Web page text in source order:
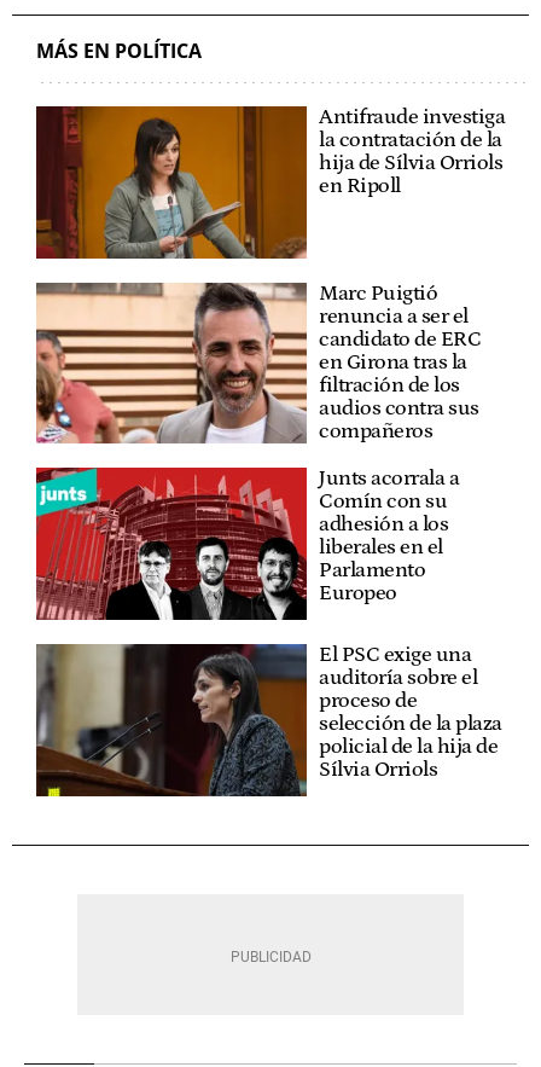
MÁS EN POLÍTICA
Antifraude investiga
la contratación de la
hija de Sílvia Orriols
en Ripoll
Marc Puigtió
renuncia a ser el
candidato de ERC
en Girona tras la
filtración de los
audios contra sus
compañeros
Junts acorrala a
Comín con su
adhesión a los
liberales en el
Parlamento
Europeo
El PSC exige una
auditoría sobre el
proceso de
selección de la plaza
policial de la hija de
Sílvia Orriols